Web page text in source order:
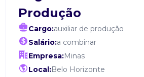
Produção
Cargo:auxiliar de produção
Salário:a combinar
Empresa:Minas
Local:Belo Horizonte